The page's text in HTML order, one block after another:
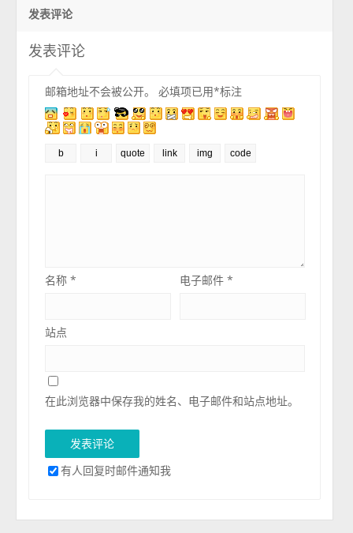
发表评论
发表评论
邮箱地址不会被公开。 必填项已用*标注
名称* 电子邮件*
站点
在此浏览器中保存我的姓名、电子邮件和站点地址。
有人回复时邮件通知我